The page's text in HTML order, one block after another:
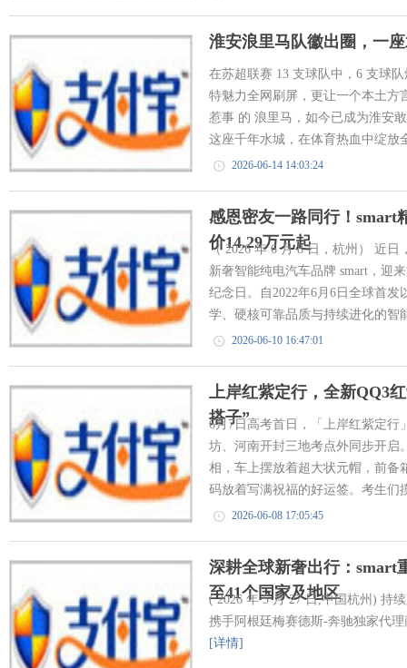
淮安浪里马队徽出圈，一
在苏超联赛 13 支球队中，6 支球
特魅力全网刷屏，更让一个本土方
惹事 的 浪里马，如今已成为淮安
这座千年水城，在体育热血中绽放
2026-06-14 14:03:24
感恩密友一路同行！smart
价14.29万元起
（ 2026 年 6 月 8 日，杭州） 近
新奢智能纯电汽车品牌 smart，迎
纪念日。自2022年6月6日全球首发
学、硬核可靠品质与持续进化的智
2026-06-10 16:47:01
上岸红紫定行，全新QQ3
搭子”
6月7日高考首日，「上岸红紫定
坊、河南开封三地考点外同步开启
相，车上摆放着超大状元帽，前备
码放着写满祝福的好运签。考生
2026-06-08 17:05:45
深耕全球新奢出行：smart
至41个国家及地区
( 2026 年 5 月 27 日,中国杭州) 持
携手阿根廷梅赛德斯-奔驰独家代
[详情]